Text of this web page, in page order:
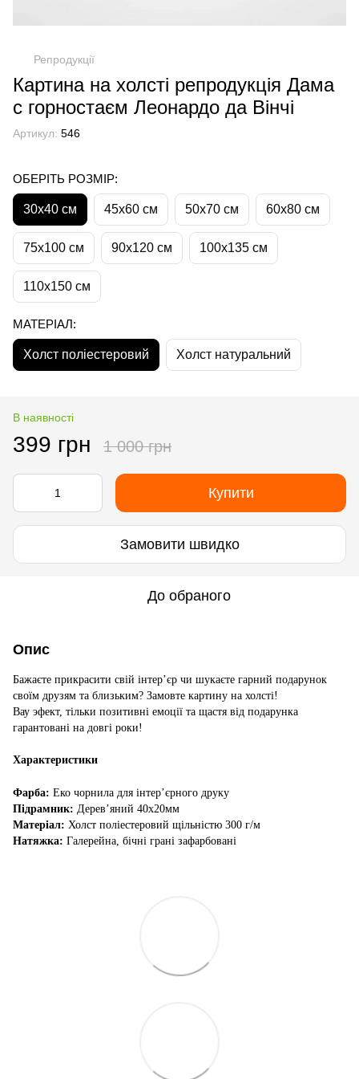
Репродукції
Картина на холсті репродукція Дама
с горностаєм Леонардо да Вінчі
Артикул: 546
ОБЕРІТЬ РОЗМІР:
30х40 см 45х60 см 50х70 см 60х80 см
75х100 см 90х120 см 100х135 см
110х150 см
МАТЕРІАЛ:
Холст поліестеровий Холст натуральний
В наявності
399 грн 1 000 грн
Купити
Замовити швидко
До обраного
Опис
Бажаєте прикрасити свій інтер’єр чи шукаєте гарний подарунок
своїм друзям та близьким? Замовте картину на холсті!
Вау эфект, тільки позитивні емоції та щастя від подарунка
гарантовані на довгі роки!
Характеристики
Фарба: Еко чорнила для інтер’єрного друку
Підрамник: Дерев’яний 40х20мм
Матеріал: Холст поліестеровий щільністю 300 г/м
Натяжка: Галерейна, бічні грані зафарбовані